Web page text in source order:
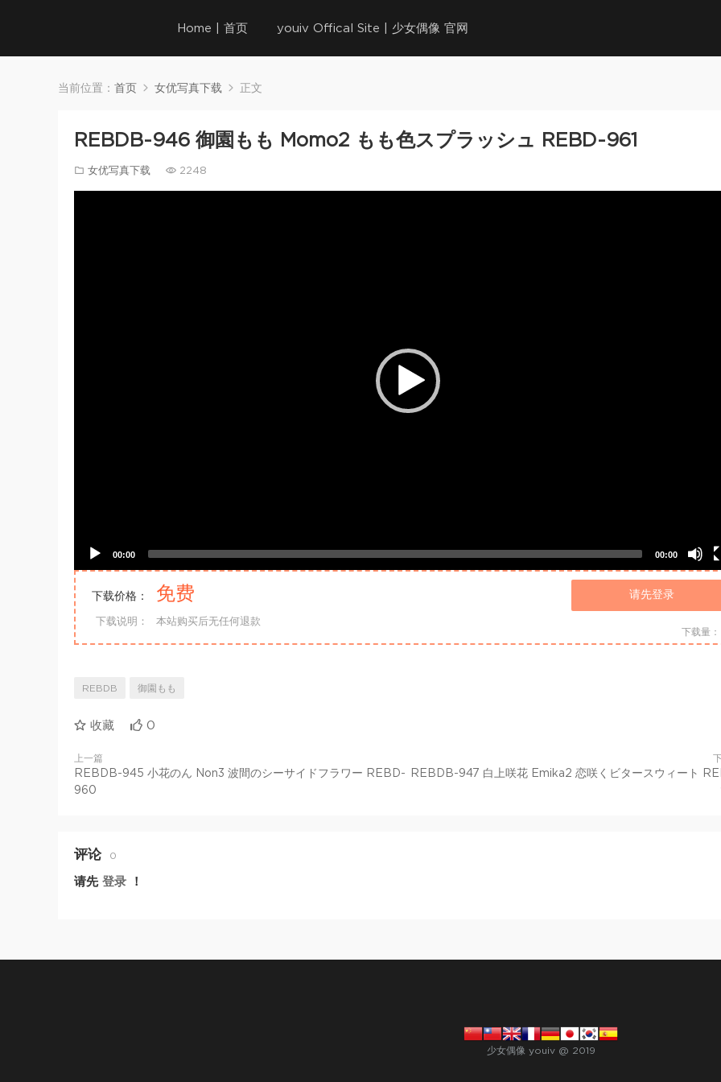
Home | 首页 youiv Offical Site | 少女偶像 官网
当前位置： 首页 女优写真下载 正文
REBDB-946 御園もも Momo2 もも色スプラッシュ REBD-961
女优写真下载 2248
00:00 00:00
下载价格： 免费 请先登录
下载量
下载说明： 本站购买后无任何退款
REBDB 御園もも
收藏 0
上一篇
REBDB-945 小花のん Non3 波間のシーサイドフラワー REBD-
960
REBDB-947 白上咲花 Emika2 恋咲くビタースウィート
评论 0
请先 登录 ！
少女偶像 youiv @ 2019